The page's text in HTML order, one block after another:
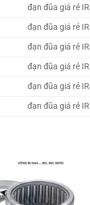
đạn đũa giá rẻ
đạn đũa giá rẻ
đạn đũa giá rẻ
đạn đũa giá rẻ
đạn đũa giá rẻ
đạn đũa giá rẻ